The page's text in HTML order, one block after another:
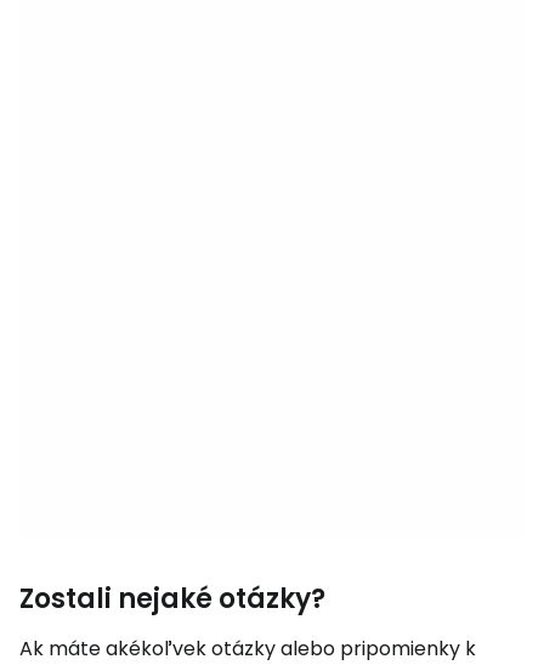
Zostali nejaké otázky?
Ak máte akékoľvek otázky alebo pripomienky k